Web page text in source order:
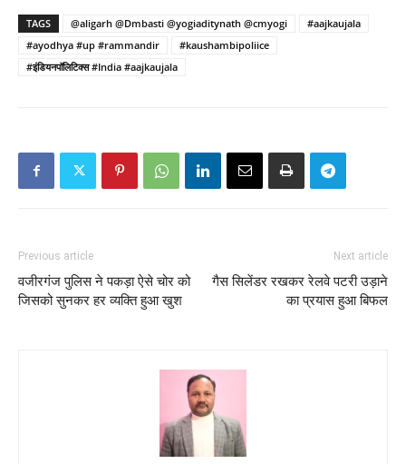
TAGS @aligarh @Dmbasti @yogiaditynath @cmyogi
#aajkaujala
#ayodhya #up #rammandir
#kaushambipoliice
#इंडियनपॉलिटिक्स #India #aajkaujala
Previous article
वजीरगंज पुलिस ने पकड़ा ऐसे चोर को
जिसको सुनकर हर व्यक्ति हुआ खुश
Next article
गैस सिलेंडर रखकर रेलवे पटरी उड़ाने
का प्रयास हुआ बिफल